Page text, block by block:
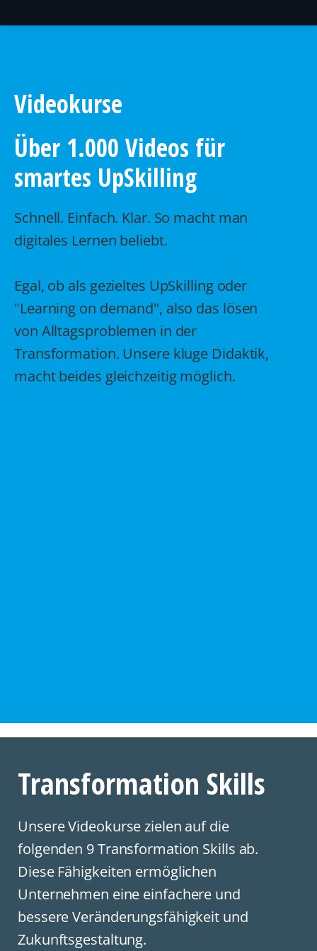
Videokurse
Über 1.000 Videos für
smartes UpSkilling
Schnell. Einfach. Klar. So macht man
digitales Lernen beliebt.
Egal, ob als gezieltes UpSkilling oder
"Learning on demand", also das lösen
von Alltagsproblemen in der
Transformation. Unsere kluge Didaktik,
macht beides gleichzeitig möglich.
Transformation Skills
Unsere Videokurse zielen auf die
folgenden 9 Transformation Skills ab.
Diese Fähigkeiten ermöglichen
Unternehmen eine einfachere und
bessere Veränderungsfähigkeit und
Zukunftsgestaltung.